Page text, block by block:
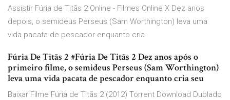
Assistir Fúria de Titãs 2 Online - Filmes Online X Dez anos
depois, o semideus Perseus (Sam Worthington) leva uma
vida pacata de pescador enquanto cria
Fúria De Titãs 2 #Fúria De Titãs 2 Dez anos após o
primeiro filme, o semideus Perseus (Sam Worthington)
leva uma vida pacata de pescador enquanto cria seu
Baixar Filme Fúria de Titãs 2 (2012) Torrent Download Dublado